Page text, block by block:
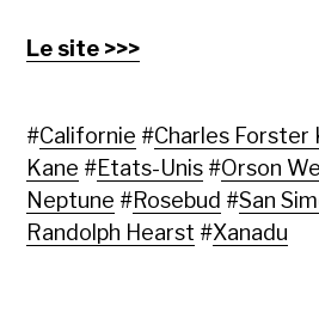
Le site >>>
#Californie #Charles Forster
Kane #Etats-Unis #Orson
Neptune #Rosebud #San
Randolph Hearst #Xanadu